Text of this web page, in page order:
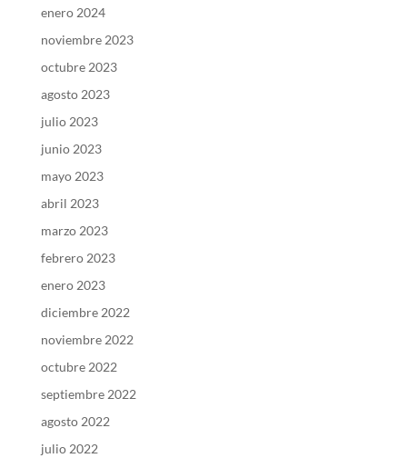
enero 2024
noviembre 2023
octubre 2023
agosto 2023
julio 2023
junio 2023
mayo 2023
abril 2023
marzo 2023
febrero 2023
enero 2023
diciembre 2022
noviembre 2022
octubre 2022
septiembre 2022
agosto 2022
julio 2022